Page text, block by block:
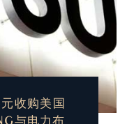
收购美国